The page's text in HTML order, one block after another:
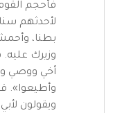
فأحجم
لأحدثهم
بطنا،
وزيرك عليه.
أخي ووصي
وأطيعوا».
ويقولون